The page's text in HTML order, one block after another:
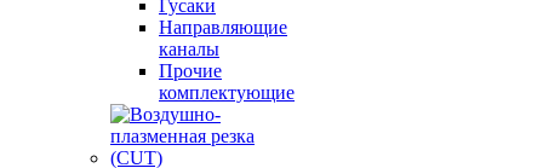
Гусаки
Направляющие
каналы
Прочие
комплектующие